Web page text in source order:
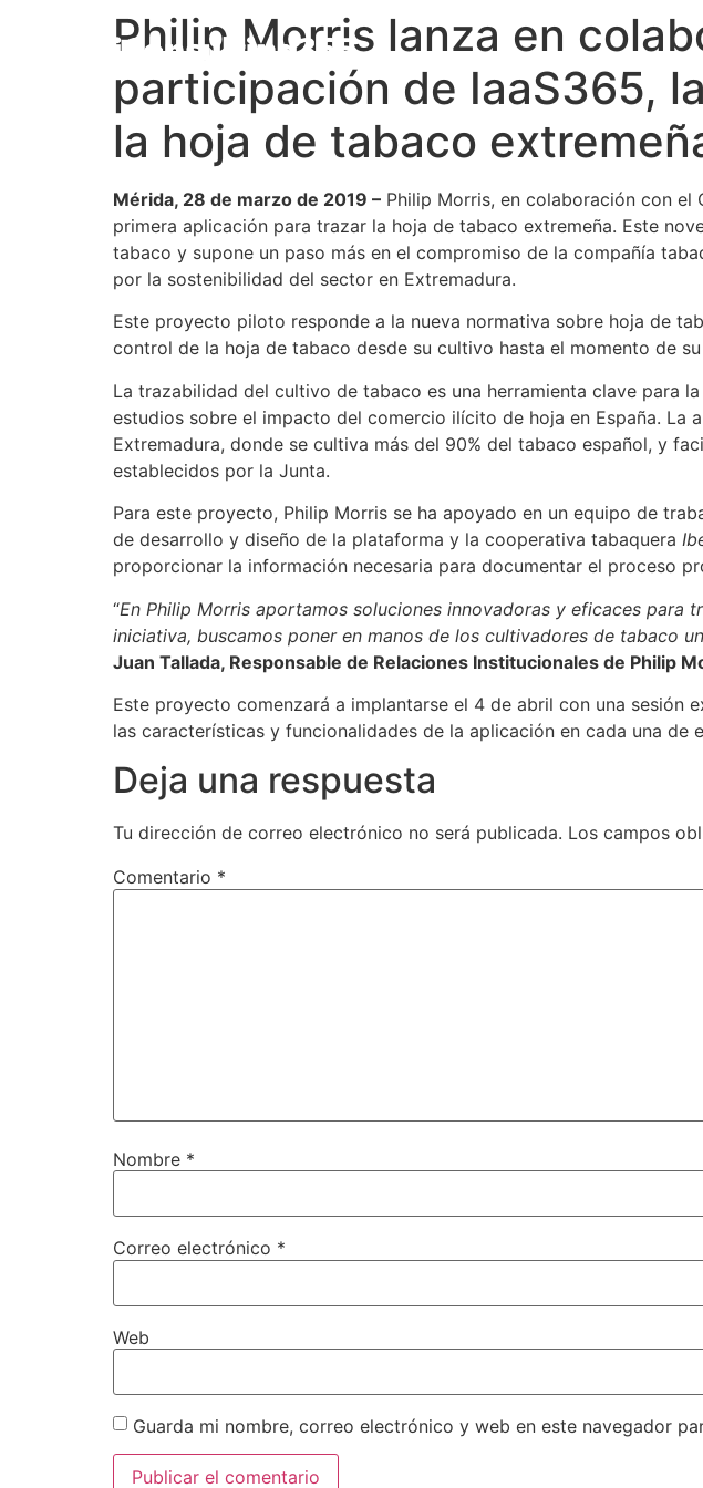
Philip Morris lanza en
participación de IaaS365,
la hoja de tabaco
Mérida, 28 de marzo de 2019 – Philip Morris, en colaboración con el
primera aplicación para trazar la hoja de tabaco extremeña. Este
tabaco y supone un paso más en el compromiso de la compañía
por la sostenibilidad del sector en Extremadura.
Este proyecto piloto responde a la nueva normativa sobre hoja de
control de la hoja de tabaco desde su cultivo hasta el momento de
La trazabilidad del cultivo de tabaco es una herramienta clave para
estudios sobre el impacto del comercio ilícito de hoja en España.
Extremadura, donde se cultiva más del 90% del tabaco español, y
establecidos por la Junta.
Para este proyecto, Philip Morris se ha apoyado en un equipo de
de desarrollo y diseño de la plataforma y la cooperativa tabaquera
proporcionar la información necesaria para documentar el proceso
“En Philip Morris aportamos soluciones innovadoras y eficaces
iniciativa, buscamos poner en manos de los cultivadores de tabaco
Juan Tallada, Responsable de Relaciones Institucionales de Philip
Este proyecto comenzará a implantarse el 4 de abril con una
las características y funcionalidades de la aplicación en cada una de
Deja una respuesta
Tu dirección de correo electrónico no será publicada. Los campos
Comentario *
Nombre *
Correo electrónico *
Web
Guarda mi nombre, correo electrónico y web en este navegador